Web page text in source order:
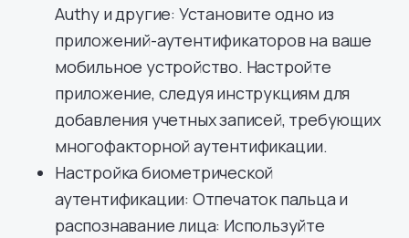
Authy и другие: Установите одно из
приложений-аутентификаторов на ваше
мобильное устройство. Настройте
приложение, следуя инструкциям для
добавления учетных записей, требующих
многофакторной аутентификации.
Настройка биометрической
аутентификации: Отпечаток пальца и
распознавание лица: Используйте